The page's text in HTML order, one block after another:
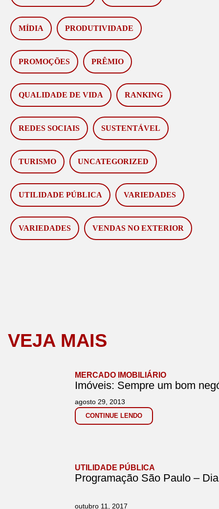
MÍDIA PRODUTIVIDADE
PROMOÇÕES PRÊMIO
QUALIDADE DE VIDA RANKING
REDES SOCIAIS SUSTENTÁVEL
TURISMO UNCATEGORIZED
UTILIDADE PÚBLICA VARIEDADES
VARIEDADES VENDAS NO EXTERIOR
VEJA MAIS
MERCADO IMOBILIÁRIO
Imóveis: Sempre um bom
CONTINUE LENDO
agosto 29, 2013
UTILIDADE PÚBLICA
Programação São Paulo –
outubro 11, 2017